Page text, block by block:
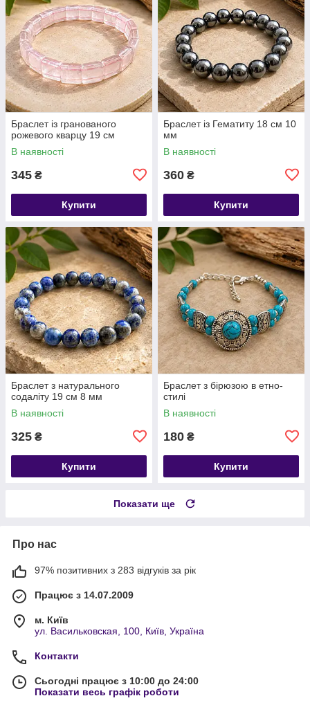
​​​​​​​Браслет із гранованого
рожевого кварцу 19 см
В наявності
345 ₴
Купити
Браслет із Гематиту 18 см 10
мм
В наявності
360 ₴
Купити
​​​​​​​Браслет з натурального
содаліту 19 см 8 мм
В наявності
325 ₴
Купити
Браслет з бірюзою в етно-
стилі
В наявності
180 ₴
Купити
Показати ще
Про нас
97% позитивних з 283 відгуків за рік
Працює з 14.07.2009
м. Київ
ул. Васильковская, 100, Київ, Україна
Контакти
Сьогодні працює з 10:00 до 24:00
Показати весь графік роботи